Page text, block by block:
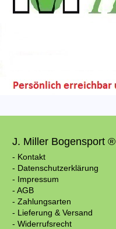
J. Miller Bogensport ®
- Kontakt
- Datenschutzerklärung
- Impressum
- AGB
- Zahlungsarten
- Lieferung & Versand
- Widerrufsrecht